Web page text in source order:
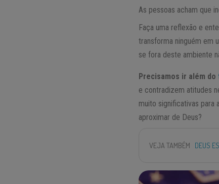
As pessoas acham que
Faça uma reflexão e
transforma ninguém em
se fora deste ambiente
Precisamos ir além do
e contradizem atitudes
muito significativas para
aproximar de Deus?
VEJA TAMBÉM DEUS